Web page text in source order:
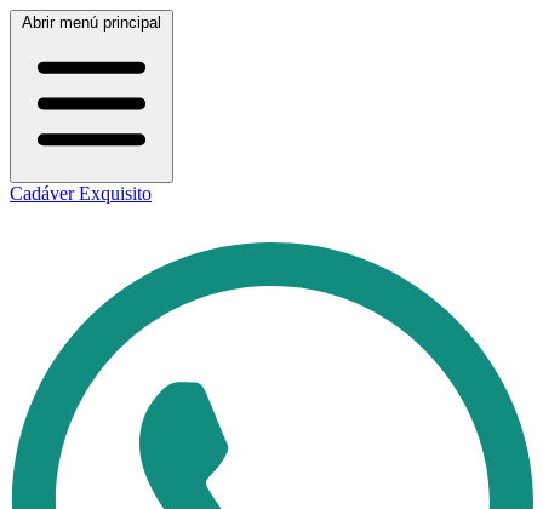
Abrir menú principal
Cadáver Exquisito